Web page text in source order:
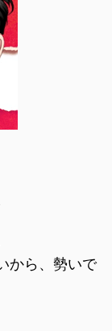
から、勢いで